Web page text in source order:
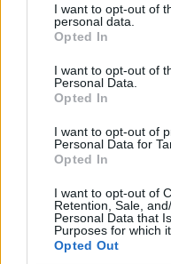
not limited to your visit
grant or deny consent to
use your data for below
consent section.
I want to opt-out of
personal data.
Opted In
I want to opt-out of
Personal Data.
Opted In
I want to opt-out of
Personal Data for
Opted In
I want to opt-out of
Retention, Sale,
Personal Data that
Purposes for which
Opted Out
προσωπικότητες
Η αρχή είχε γίνει με
Joe Biden και τον
Officer της
Την περασμένη
παιδί,η Πρόσκοπος